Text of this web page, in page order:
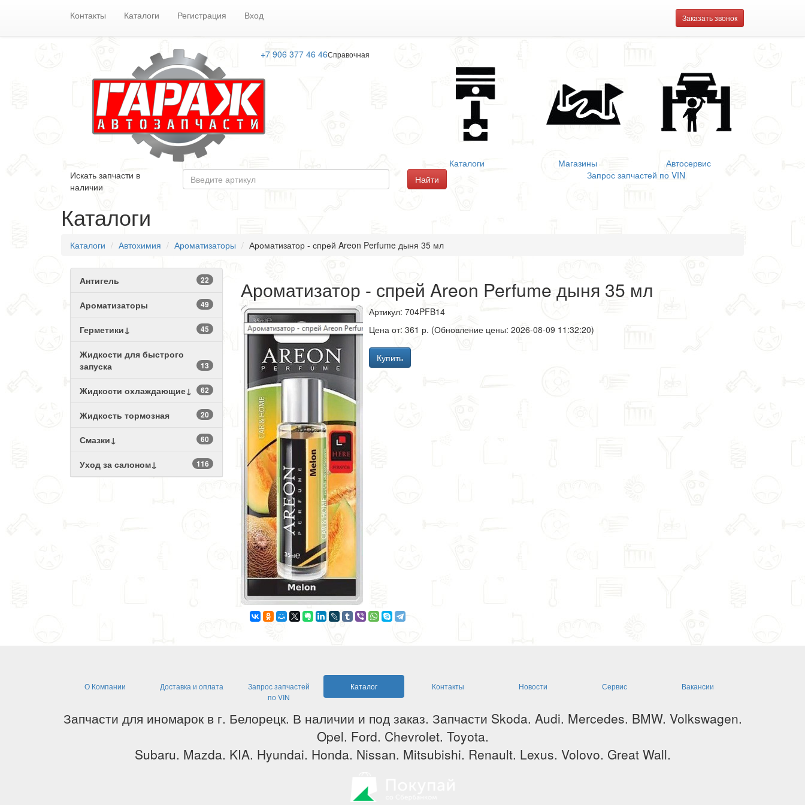
Контакты Каталоги Регистрация Вход Заказать звонок
+7 906 377 46 46Справочная
Каталоги Магазины
Автосервис
Искать запчасти в
наличии
Запрос запчастей по VIN
Каталоги
Каталоги Автохимия Ароматизаторы Ароматизатор - спрей Areon Perfume дыня 35 мл
Антигель 22
Ароматизаторы 49
Герметики↓ 45
Жидкости для быстрого
запуска
13
Жидкости охлаждающие↓ 62
Жидкость тормозная 20
Смазки↓ 60
Уход за салоном↓ 116
Ароматизатор - спрей Areon Perfume дыня 35 мл
Артикул: 704PFB14
Цена от: 361 р. (Обновление цены: 2026-08-09 11:32:20)
Купить
О Компании Доставка и оплата
Запрос запчастей
по VIN
Каталог Контакты Новости Сервис Вакансии
Запчасти для иномарок в г. Белорецк. В наличии и под заказ. Запчасти Skoda. Audi. Mercedes. BMW. Volkswagen.
Opel. Ford. Chevrolet. Toyota.
Subaru. Mazda. KIA. Hyundai. Honda. Nissan. Mitsubishi. Renault. Lexus. Volovo. Great Wall.